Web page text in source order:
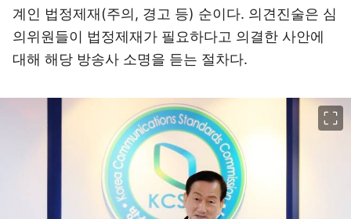
계인 법정제재(주의, 경고 등) 순이다. 의견진술은 심
의위원들이 법정제재가 필요하다고 의결한 사안에
대해 해당 방송사 소명을 듣는 절차다.